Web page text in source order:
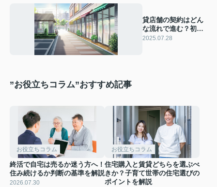
貸店舗の契約はどん
な流れで進む？初め
てでも安心して契約
2025.07.28
”お役立ちコラム”おすすめ記事
お役立ちコラム
終活で自宅は売るか迷う方へ！
住み続けるか判断の基準を解説
2026.07.30
お役立ちコラム
住宅購入と賃貸どちらを選ぶべ
きか？子育て世帯の住宅選びの
ポイントを解説